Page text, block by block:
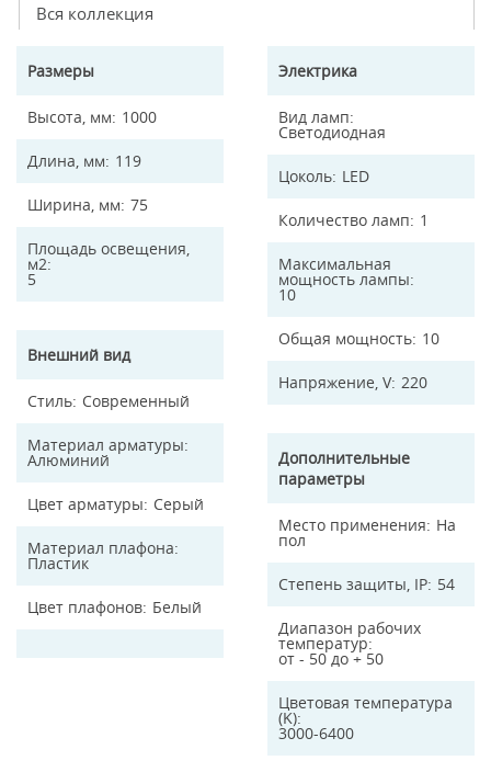
Вся коллекция
Размеры
Высота, мм 1000
Длина, мм 119
Ширина, мм 75
Площадь освещения,
м2
5
Внешний вид
Стиль Современный
Материал арматуры
Алюминий
Цвет арматуры Серый
Материал плафона
Пластик
Цвет плафонов Белый
Электрика
Вид ламп
Светодиодная
Цоколь LED
Количество ламп 1
Максимальная
мощность лампы
10
Общая мощность 10
Напряжение, V 220
Дополнительные
параметры
Место применения На
пол
Степень защиты, IP 54
Диапазон рабочих
температур
от - 50 до + 50
Цветовая температура
(K)
3000-6400